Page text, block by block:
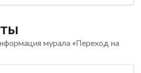
мурала «Переход на